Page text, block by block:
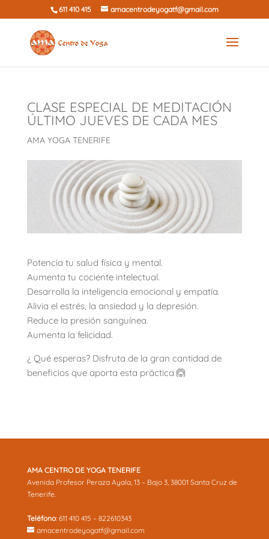
611 410 415 amacentrodeyogatf@gmail.com
CLASE ESPECIAL DE MEDITACIÓN
ÚLTIMO JUEVES DE CADA MES
AMA YOGA TENERIFE
Potencia tu salud física y mental.
Aumenta tu cociente intelectual.
Desarrolla la inteligencia emocional y empatía.
Alivia el estrés, la ansiedad y la depresión.
Reduce la presión sanguínea.
Aumenta la felicidad.
¿ Qué esperas? Disfruta de la gran cantidad de
beneficios que aporta esta práctica 🙆
AMA CENTRO DE YOGA TENERIFE
Avenida Profesor Peraza Ayala, 13 – Bajo 3, 38001 Santa Cruz de
Tenerife.
Teléfono: 611 410 415 – 822610343
amacentrodeyogatf@gmail.com